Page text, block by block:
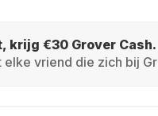
krijg €30 Grover Cash.
vriend die zich bij